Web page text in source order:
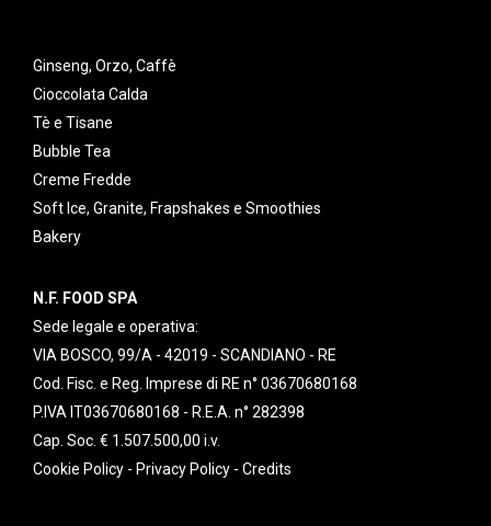
Ginseng, Orzo, Caffè
Cioccolata Calda
Tè e Tisane
Bubble Tea
Creme Fredde
Soft Ice, Granite, Frapshakes e Smoothies
Bakery
N.F. FOOD SPA
Sede legale e operativa:
VIA BOSCO, 99/A - 42019 - SCANDIANO - RE
Cod. Fisc. e Reg. Imprese di RE n° 03670680168
P.IVA IT03670680168 - R.E.A. n° 282398
Cap. Soc. € 1.507.500,00 i.v.
Cookie Policy - Privacy Policy - Credits